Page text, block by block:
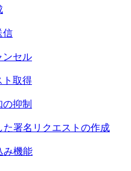
信
ンセル
ト取得
抑制
た署名リクエストの作成
み機能